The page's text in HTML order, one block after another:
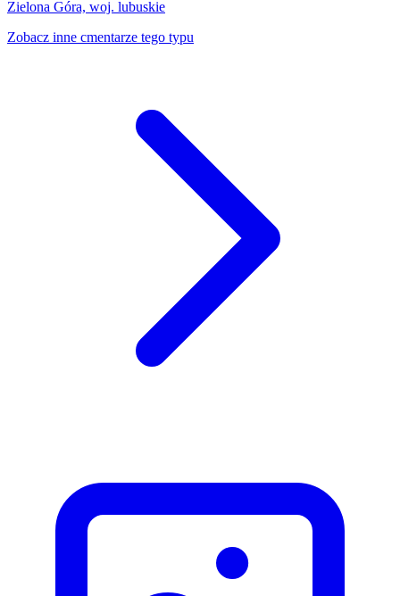
Zielona Góra, woj. lubuskie
Zobacz inne cmentarze tego typu